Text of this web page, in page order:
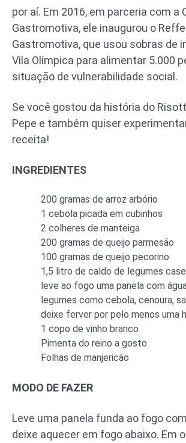
por aí. Em 2016, em parceria com a
Gastromotiva, ele inaugurou o
Gastromotiva, que usou sobras de
Vila Olímpica para alimentar 5.000
situação de vulnerabilidade social.
Se você gostou da história do
Pepe e também quiser
receita!
INGREDIENTES
200 gramas de arroz arbório
1 cebola picada em cubinhos
2 colheres de manteiga
200 gramas de queijo parmesão
100 gramas de queijo pecorino
1,5 litro de caldo de legumes
leve ao fogo uma panela com
legumes como cebola, cenoura,
deixe ferver por pelo menos uma
1 copo de vinho branco
Pimenta do reino a gosto
Folhas de manjericão
MODO DE FAZER
Leve uma panela funda ao fogo
deixe aquecer em fogo abaixo. Em